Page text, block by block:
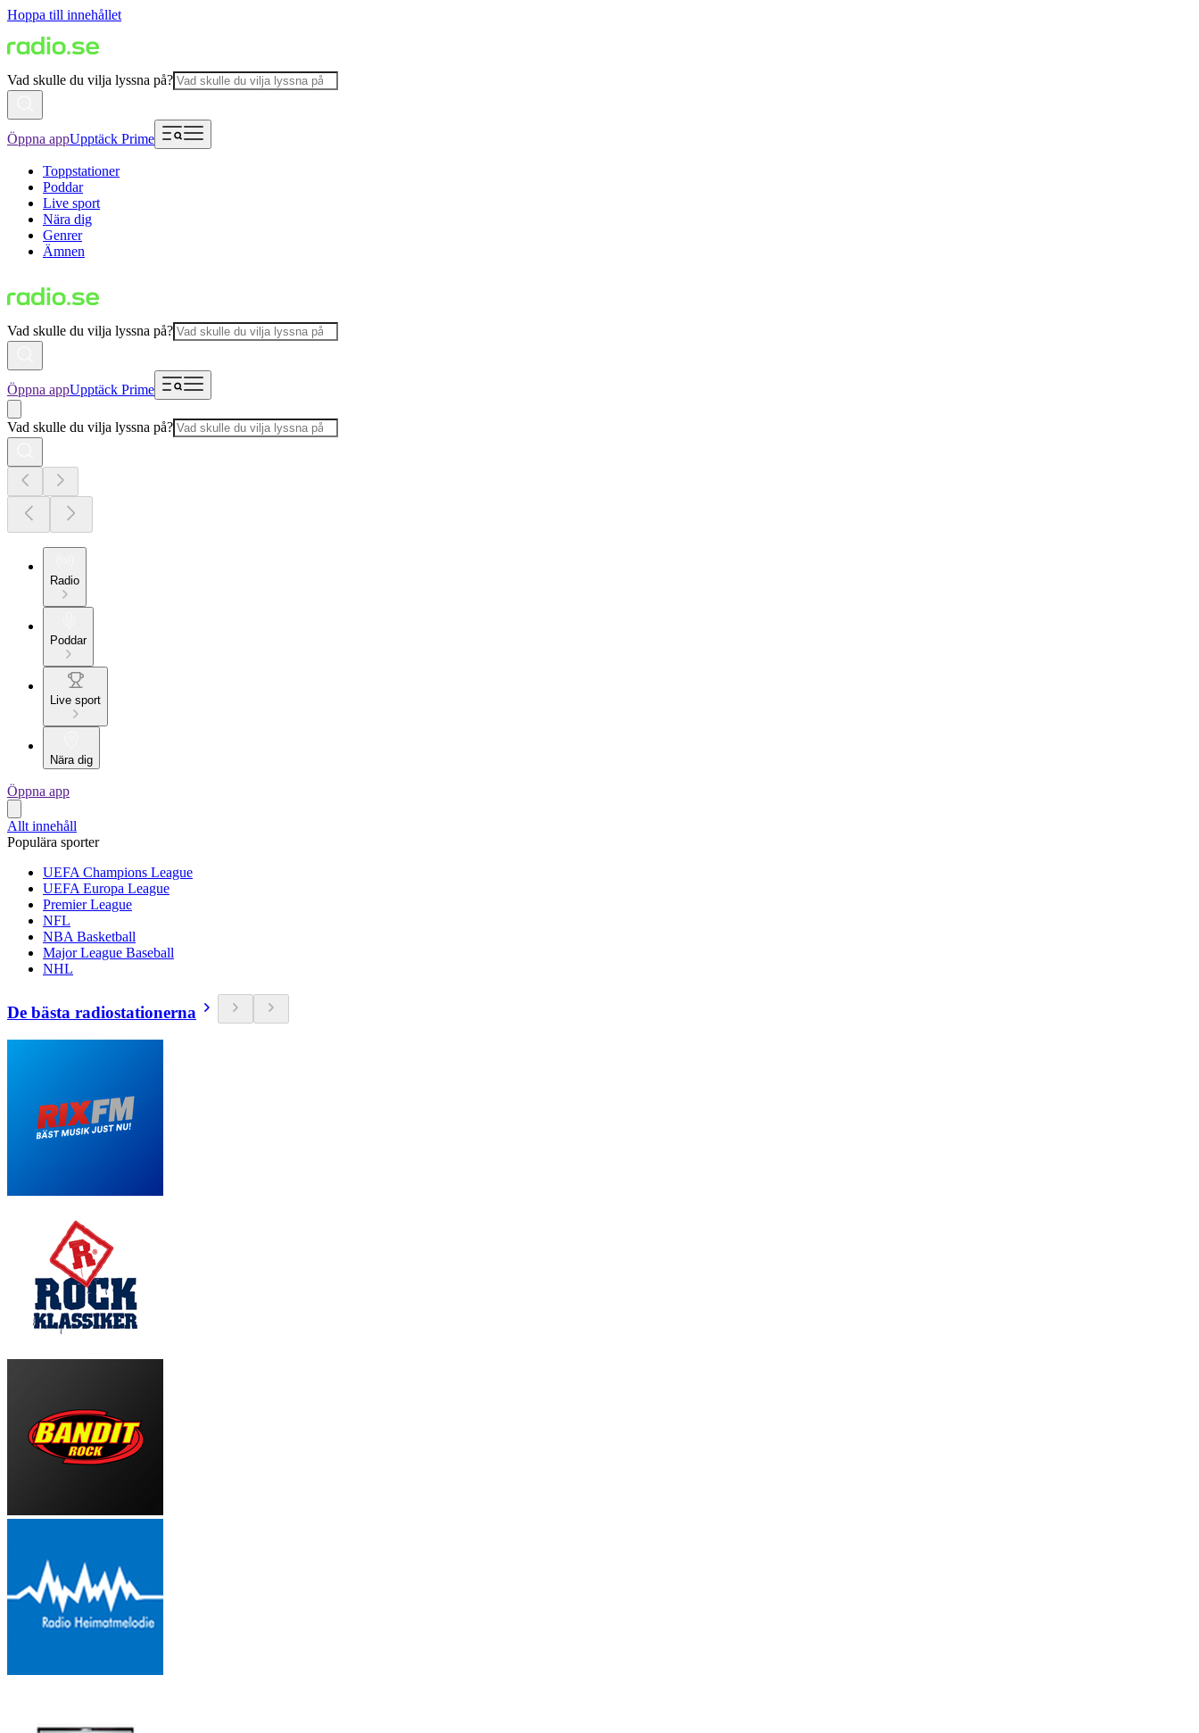
Hoppa till innehållet
Vad skulle du vilja lyssna på?
Öppna appUpptäck Prime
Toppstationer
Poddar
Live sport
Nära dig
Genrer
Ämnen
Vad skulle du vilja lyssna på?
Öppna appUpptäck Prime
Vad skulle du vilja lyssna på?
Radio
Poddar
Live sport
Nära dig
Öppna app
Allt innehåll
Populära sporter
UEFA Champions League
UEFA Europa League
Premier League
NFL
NBA Basketball
Major League Baseball
NHL
De bästa radiostationerna